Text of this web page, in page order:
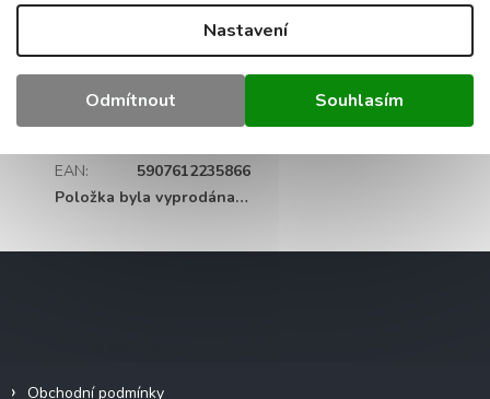
Nastavení
Odmítnout Souhlasím
certifikace - CE, RoHS
Doplňkové parametry
Kategorie
Vypínače, zásuvky
EAN:
5907612235866
Položka byla vyprodána…
Obchodní podmínky